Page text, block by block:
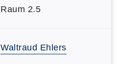
Raum 2.5
Waltraud Ehlers